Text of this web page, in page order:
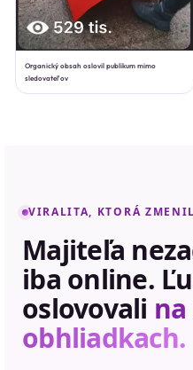
Organický obsah oslovil publikum mimo
sledovateľov
VIRALITA, KTORÁ
Majiteľa
iba online.
oslovovali
obhliadkach.